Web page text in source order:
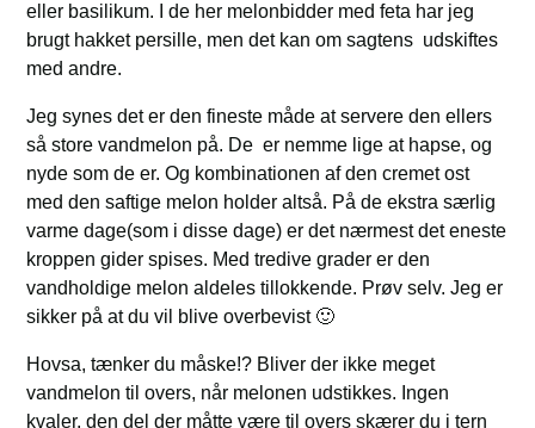
eller basilikum. I de her melonbidder med feta har jeg
brugt hakket persille, men det kan om sagtens udskiftes
med andre.
Jeg synes det er den fineste måde at servere den ellers
så store vandmelon på. De er nemme lige at hapse, og
nyde som de er. Og kombinationen af den cremet ost
med den saftige melon holder altså. På de ekstra særlig
varme dage(som i disse dage) er det nærmest det eneste
kroppen gider spises. Med tredive grader er den
vandholdige melon aldeles tillokkende. Prøv selv. Jeg er
sikker på at du vil blive overbevist 🙂
Hovsa, tænker du måske!? Bliver der ikke meget
vandmelon til overs, når melonen udstikkes. Ingen
kvaler, den del der måtte være til overs skærer du i tern